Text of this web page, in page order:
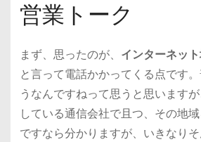
営業トーク
まず、思ったのが、 インターネッ
と言って電話かかってくる点です
うなんですねって思うと思います
している通信会社で且つ、その地
ですなら分かりますが、いきなり